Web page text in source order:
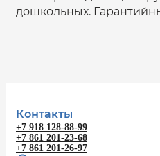
дошкольных.
Контакты
+7 918 128-88-99
+7 861 201-23-68
+7 861 201-26-97